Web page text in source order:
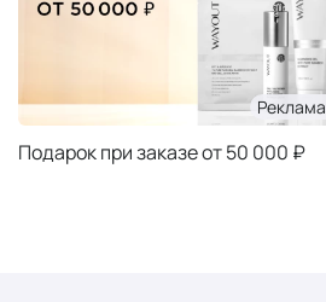
Реклама
Подарок при заказе от 50 000 ₽